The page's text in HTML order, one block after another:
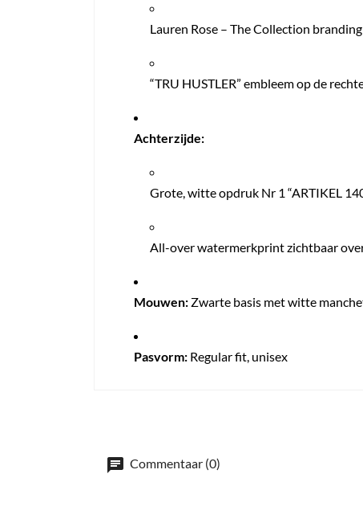
Lauren Rose – The Collection
“TRU HUSTLER” embleem op de
Achterzijde:
Grote, witte opdruk Nr 1 “ARTIKEL
All-over watermerkprint zichtbaar
Mouwen: Zwarte basis met witte
Pasvorm: Regular fit, unisex
Commentaar (0)